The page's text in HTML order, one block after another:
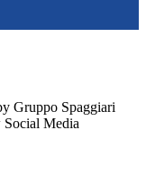
Gruppo Spaggiari
Media